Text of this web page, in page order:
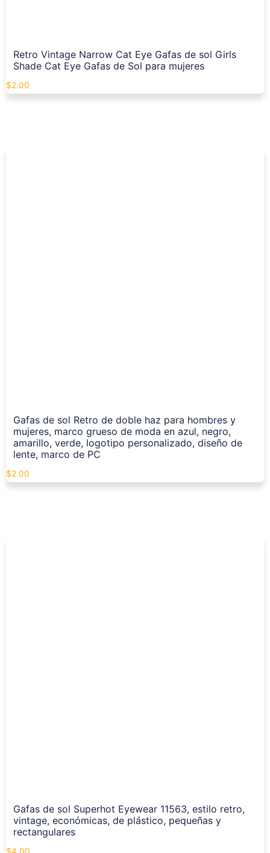
Retro Vintage Narrow Cat Eye Gafas de sol Girls
Shade Cat Eye Gafas de Sol para mujeres
$2.00
Gafas de sol Retro de doble haz para hombres y
mujeres, marco grueso de moda en azul, negro,
amarillo, verde, logotipo personalizado, diseño de
lente, marco de PC
$2.00
Gafas de sol Superhot Eyewear 11563, estilo retro,
vintage, económicas, de plástico, pequeñas y
rectangulares